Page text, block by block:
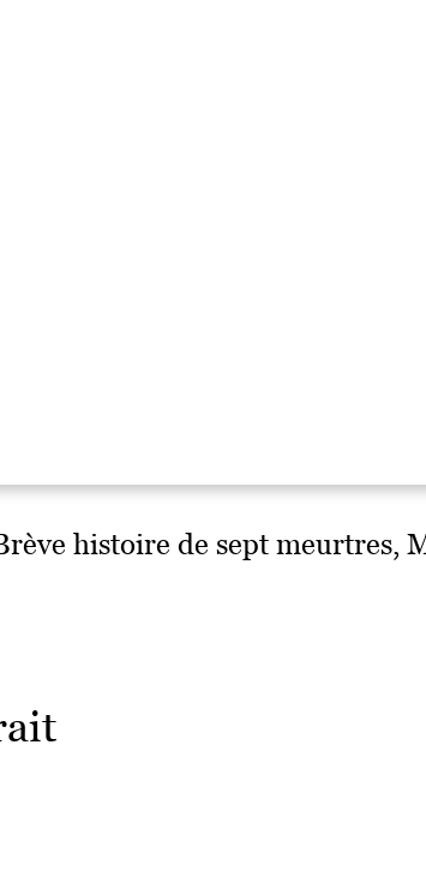
histoire de sept meurtres,